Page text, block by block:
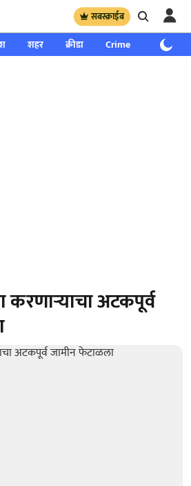
सबस्क्राईब
शहर क्रीडा Crime साप्ताहिक
करणाऱ्याचा अटकपूर्व